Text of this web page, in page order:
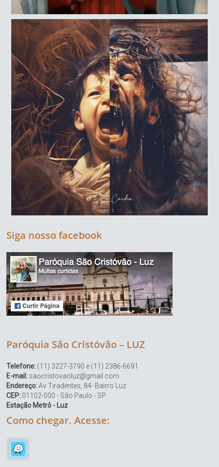
Siga nosso facebook
Paróquia São Cristóvão – LUZ
Telefone: (11) 3227-3790 e (11) 2386-6691
E-mail: saocristovaoluz@gmail.com
Endereço:Av Tiradentes, 84- Bairro Luz
CEP: 01102-000 - São Paulo - SP
Estação Metrô - Luz
Como chegar. Acesse: